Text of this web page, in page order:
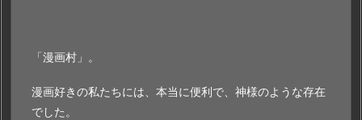
「漫画村」。
漫画好きの私たちには、本当に便利で、神様のような存在
でした。